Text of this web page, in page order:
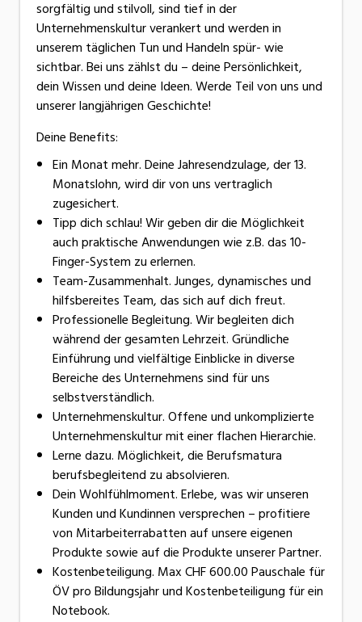
sorgfältig und stilvoll, sind tief in der
Unternehmenskultur verankert und werden in
unserem täglichen Tun und Handeln spür- wie
sichtbar. Bei uns zählst du – deine Persönlichkeit,
dein Wissen und deine Ideen. Werde Teil von uns und
unserer langjährigen Geschichte!
Deine Benefits:
Ein Monat mehr. Deine Jahresendzulage, der 13.
Monatslohn, wird dir von uns vertraglich
zugesichert.
Tipp dich schlau! Wir geben dir die Möglichkeit
auch praktische Anwendungen wie z.B. das 10-
Finger-System zu erlernen.
Team-Zusammenhalt. Junges, dynamisches und
hilfsbereites Team, das sich auf dich freut.
Professionelle Begleitung. Wir begleiten dich
während der gesamten Lehrzeit. Gründliche
Einführung und vielfältige Einblicke in diverse
Bereiche des Unternehmens sind für uns
selbstverständlich.
Unternehmenskultur. Offene und unkomplizierte
Unternehmenskultur mit einer flachen Hierarchie.
Lerne dazu. Möglichkeit, die Berufsmatura
berufsbegleitend zu absolvieren.
Dein Wohlfühlmoment. Erlebe, was wir unseren
Kunden und Kundinnen versprechen – profitiere
von Mitarbeiterrabatten auf unsere eigenen
Produkte sowie auf die Produkte unserer Partner.
Kostenbeteiligung. Max CHF 600.00 Pauschale für
ÖV pro Bildungsjahr und Kostenbeteiligung für ein
Notebook.